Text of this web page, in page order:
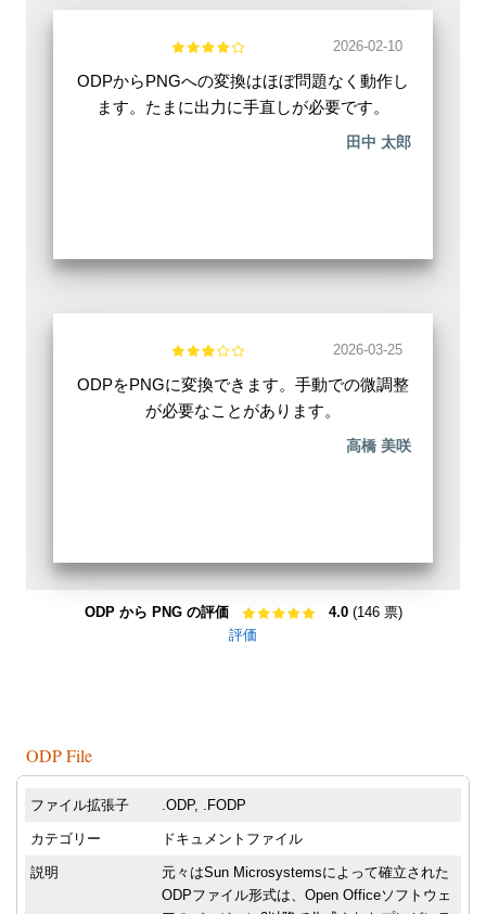
2026-02-10
ODPからPNGへの変換はほぼ問題なく動作し
ます。たまに出力に手直しが必要です。
田中 太郎
2026-03-25
ODPをPNGに変換できます。手動での微調整
が必要なことがあります。
高橋 美咲
ODP から PNG の評価 4.0(146 票)
評価
ODP File
ファイル拡張子 .ODP, .FODP
カテゴリー ドキュメントファイル
説明
元々はSun Microsystemsによって確立された
ODPファイル形式は、Open Officeソフトウェ